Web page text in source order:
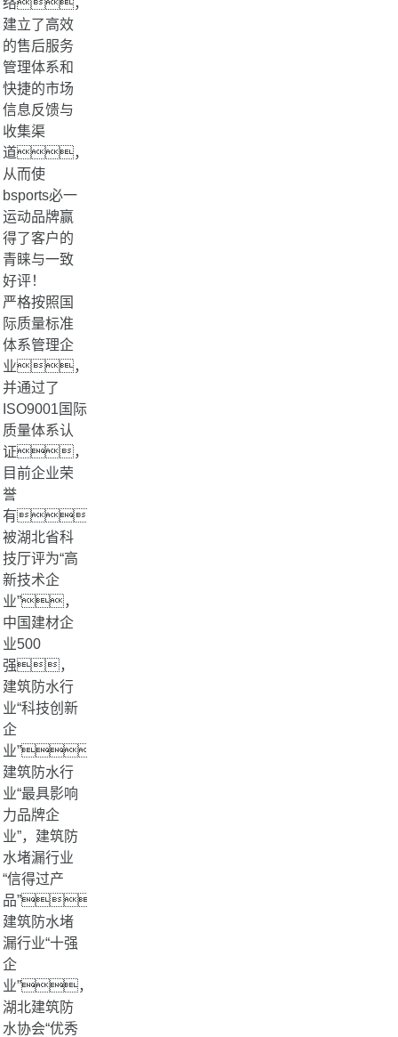
建立了高效
的售后服务
管理体系和
快捷的市场
信息反馈与
收集渠
道，
从而使
bsports必一
运动品牌赢
得了客户的
青睐与一致
好评！
严格按照国
际质量标准
体系管理企
业，
并通过了
ISO9001国际
质量体系认
证，
目前企业荣
誉
有：
被湖北省科
技厅评为“高
新技术企
业”，
中国建材企
业500
强，
建筑防水行
业“科技创新
企
业”，
建筑防水行
业“最具影响
力品牌企
业”，建筑防
水堵漏行业
“信得过产
品”，
建筑防水堵
漏行业“十强
企
业”，
湖北建筑防
水协会“优秀